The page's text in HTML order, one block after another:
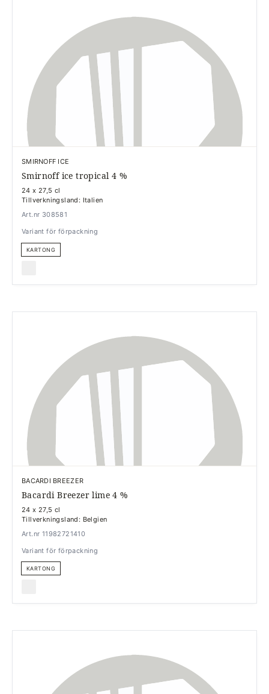
SMIRNOFF ICE
Smirnoff ice tropical 4 %
24 x 27,5 cl
Tillverkningsland: Italien
Art.nr 308581
Variant för förpackning
KARTONG
BACARDI BREEZER
Bacardi Breezer lime 4 %
24 x 27,5 cl
Tillverkningsland: Belgien
Art.nr 11982721410
Variant för förpackning
KARTONG